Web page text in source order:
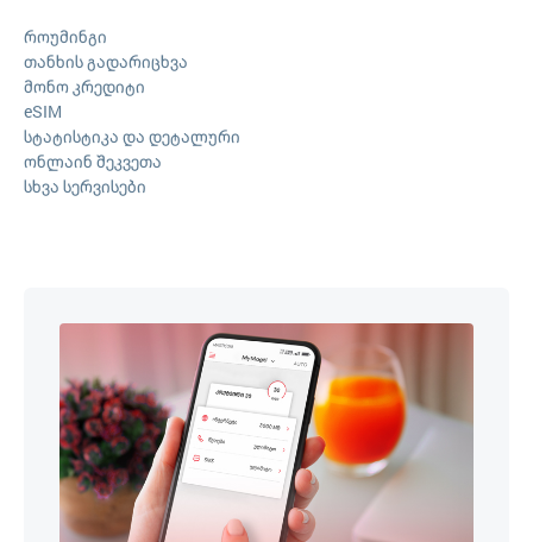
როუმინგი
თანხის გადარიცხვა
მონო კრედიტი
eSIM
სტატისტიკა და დეტალური
ონლაინ შეკვეთა
სხვა სერვისები